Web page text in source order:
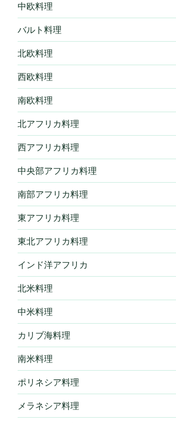
中欧料理
バルト料理
北欧料理
西欧料理
南欧料理
北アフリカ料理
西アフリカ料理
中央部アフリカ料理
南部アフリカ料理
東アフリカ料理
東北アフリカ料理
インド洋アフリカ
北米料理
中米料理
カリブ海料理
南米料理
ポリネシア料理
メラネシア料理